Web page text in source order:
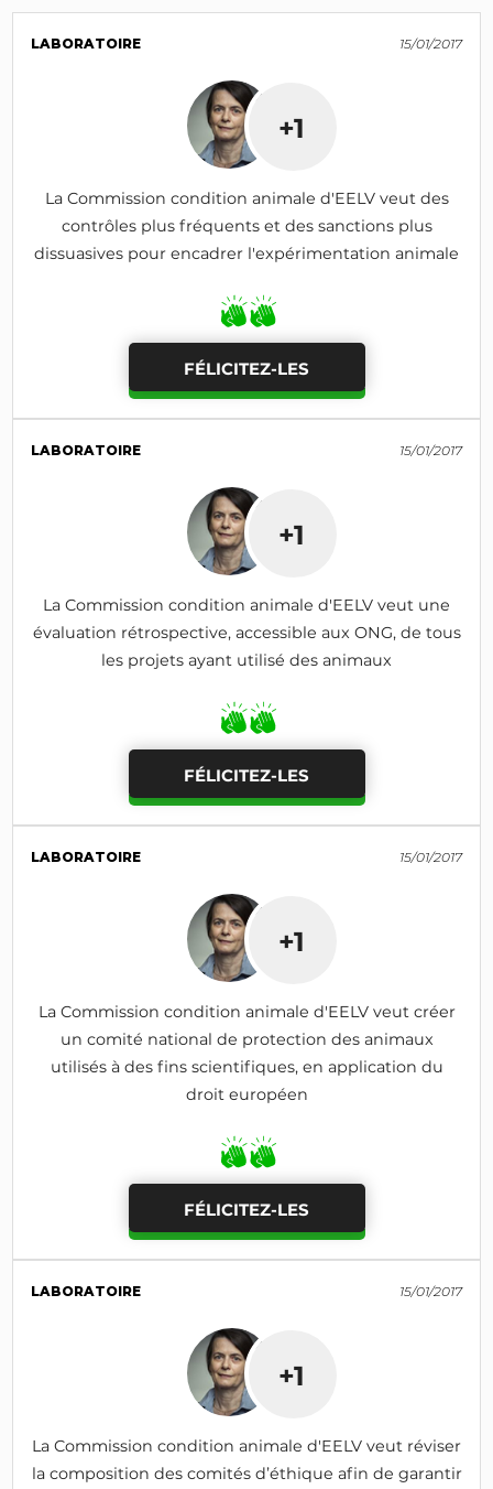
LABORATOIRE 15/01/2017
+1
La Commission condition animale d'EELV veut des
contrôles plus fréquents et des sanctions plus
dissuasives pour encadrer l'expérimentation animale
FÉLICITEZ-LES
LABORATOIRE 15/01/2017
+1
La Commission condition animale d'EELV veut une
évaluation rétrospective, accessible aux ONG, de tous
les projets ayant utilisé des animaux
FÉLICITEZ-LES
LABORATOIRE 15/01/2017
+1
La Commission condition animale d'EELV veut créer
un comité national de protection des animaux
utilisés à des fins scientifiques, en application du
droit européen
FÉLICITEZ-LES
LABORATOIRE 15/01/2017
+1
La Commission condition animale d'EELV veut réviser
la composition des comités d’éthique afin de garantir